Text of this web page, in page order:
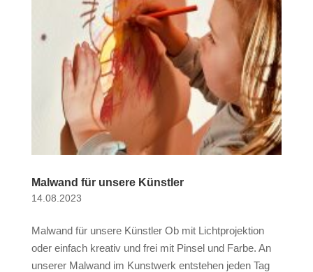
Malwand für unsere Künstler
14.08.2023
Malwand für unsere Künstler Ob mit Lichtprojektion
oder einfach kreativ und frei mit Pinsel und Farbe. An
unserer Malwand im Kunstwerk entstehen jeden Tag